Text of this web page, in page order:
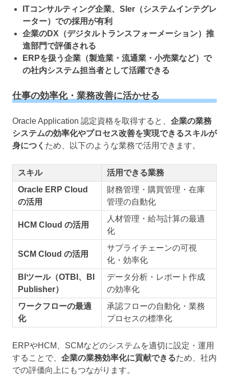
ITコンサルティング企業、SIer（システムインテグレ
ーター）での採用が有利
企業のDX（デジタルトランスフォーメーション）推
進部門で評価される
ERPを扱う企業（製造業・流通業・小売業など）で
の社内システム担当者として活躍できる
仕事の効率化・業務改善に活かせる
Oracle Application 認定資格を取得すると、 企業の業務
システムの効率化やプロセス改善を実現できるスキルが
身につく ため、以下のような業務で活用できます。
スキル
活用できる業務
Oracle ERP Cloud
の活用
財務管理・購買管理・在庫
管理の自動化
HCM Cloud の活用
人材管理・給与計算の最適
化
SCM Cloud の活用
サプライチェーンの可視
化・効率化
BIツール（OTBI、BI
Publisher）
データ分析・レポート作成
の効率化
ワークフローの最適
化
承認フローの自動化・業務
プロセスの標準化
ERPやHCM、SCMなどのシステムを適切に設定・運用
することで、 企業の業務効率化に貢献できるため、社内
での評価向上にもつながります。